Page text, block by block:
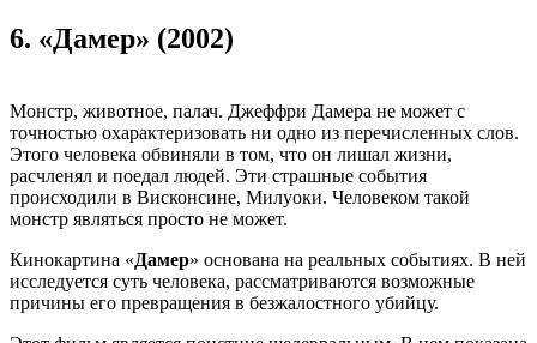
6. «Дамер» (2002)
Монстр, животное, палач. Джеффри Дамера не может с
точностью охарактеризовать ни одно из перечисленных слов.
Этого человека обвиняли в том, что он лишал жизни,
расчленял и поедал людей. Эти страшные события
происходили в Висконсине, Милуоки. Человеком такой
монстр являться просто не может.
Кинокартина «Дамер» основана на реальных событиях. В ней
исследуется суть человека, рассматриваются возможные
причины его превращения в безжалостного убийцу.